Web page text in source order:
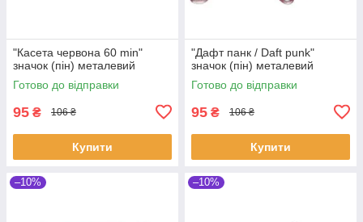
"Касета червона 60 min"
значок (пін) металевий
Готово до відправки
95 ₴ 106 ₴
Купити
"Дафт панк / Daft punk"
значок (пін) металевий
Готово до відправки
95 ₴ 106 ₴
Купити
–10% –10%